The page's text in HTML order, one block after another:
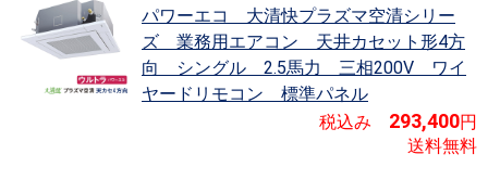
パワーエコ 大清快プラズマ空清シリー
ズ 業務用エアコン 天井カセット形4方
向 シングル 2.5馬力 三相200V ワイ
ヤードリモコン 標準パネル
税込み 293,400円
送料無料